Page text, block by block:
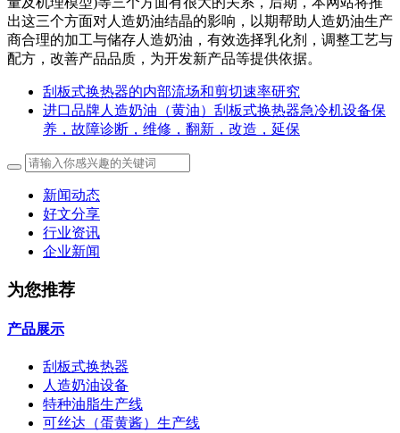
出这三个方面对人造奶油结晶的影响，以期帮助人造奶油生产
商合理的加工与储存人造奶油，有效选择乳化剂，调整工艺与
配方，改善产品品质，为开发新产品等提供依据。
刮板式换热器的内部流场和剪切速率研究
进口品牌人造奶油（黄油）刮板式换热器急冷机设备保
养，故障诊断，维修，翻新，改造，延保
新闻动态
好文分享
行业资讯
企业新闻
为您推荐
产品展示
刮板式换热器
人造奶油设备
特种油脂生产线
可丝达（蛋黄酱）生产线